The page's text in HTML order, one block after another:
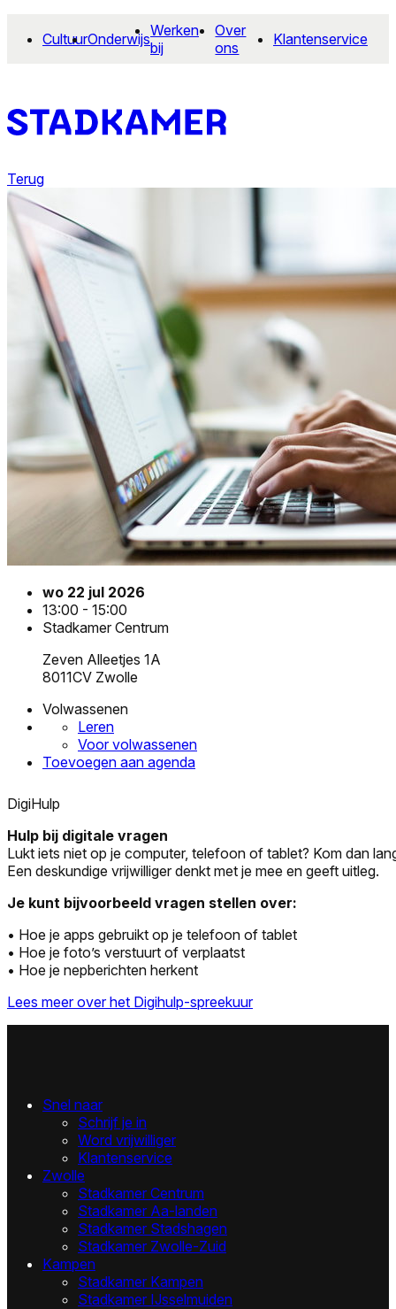
CultuurOnderwijsWerken
bij
Over
ons
Klantenservice
Terug
wo 22 jul 2026
13:00 - 15:00
Stadkamer Centrum
Zeven Alleetjes 1A
8011CV Zwolle
Volwassenen
Leren
Voor volwassenen
Toevoegen aan agenda
DigiHulp
Hulp bij digitale vragen
Lukt iets niet op je computer, telefoon of tablet? Kom dan
Een deskundige vrijwilliger denkt met je mee en geeft uitleg.
Je kunt bijvoorbeeld vragen stellen over:
• Hoe je apps gebruikt op je telefoon of tablet
• Hoe je foto’s verstuurt of verplaatst
• Hoe je nepberichten herkent
Lees meer over het Digihulp-spreekuur
Snel naar
Schrijf je in
Word vrijwilliger
Klantenservice
Zwolle
Stadkamer Centrum
Stadkamer Aa-landen
Stadkamer Stadshagen
Stadkamer Zwolle-Zuid
Kampen
Stadkamer Kampen
Stadkamer IJsselmuiden